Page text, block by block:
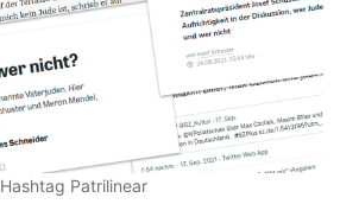
Hashtag Patrilinear